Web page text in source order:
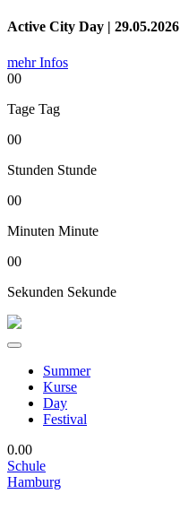
Active City Day | 29.05.2026
mehr Infos
00
Tage Tag
00
Stunden Stunde
00
Minuten Minute
00
Sekunden Sekunde
Summer
Kurse
Day
Festival
0.00
Schule
Hamburg